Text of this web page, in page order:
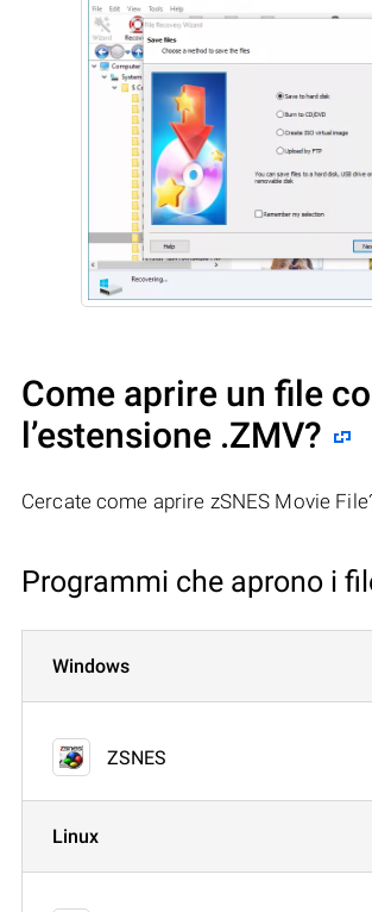
Come aprire un file
l’estensione .ZMV?
Cercate come aprire zSNES Movie
Programmi che aprono i
Windows
ZSNES
Linux